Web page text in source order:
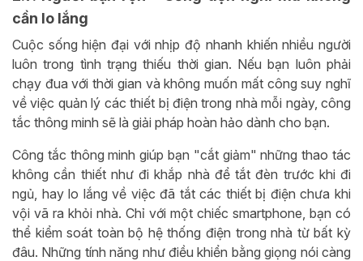
cần lo lắng
Cuộc sống hiện đại với nhịp độ nhanh khiến nhiều người
luôn trong tình trạng thiếu thời gian. Nếu bạn luôn phải
chạy đua với thời gian và không muốn mất công suy nghĩ
về việc quản lý các thiết bị điện trong nhà mỗi ngày, công
tắc thông minh sẽ là giải pháp hoàn hảo dành cho bạn.
Công tắc thông minh giúp bạn "cắt giảm" những thao tác
không cần thiết như đi khắp nhà để tắt đèn trước khi đi
ngủ, hay lo lắng về việc đã tắt các thiết bị điện chưa khi
vội vã ra khỏi nhà. Chỉ với một chiếc smartphone, bạn có
thể kiểm soát toàn bộ hệ thống điện trong nhà từ bất kỳ
đâu. Những tính năng như điều khiển bằng giọng nói càng